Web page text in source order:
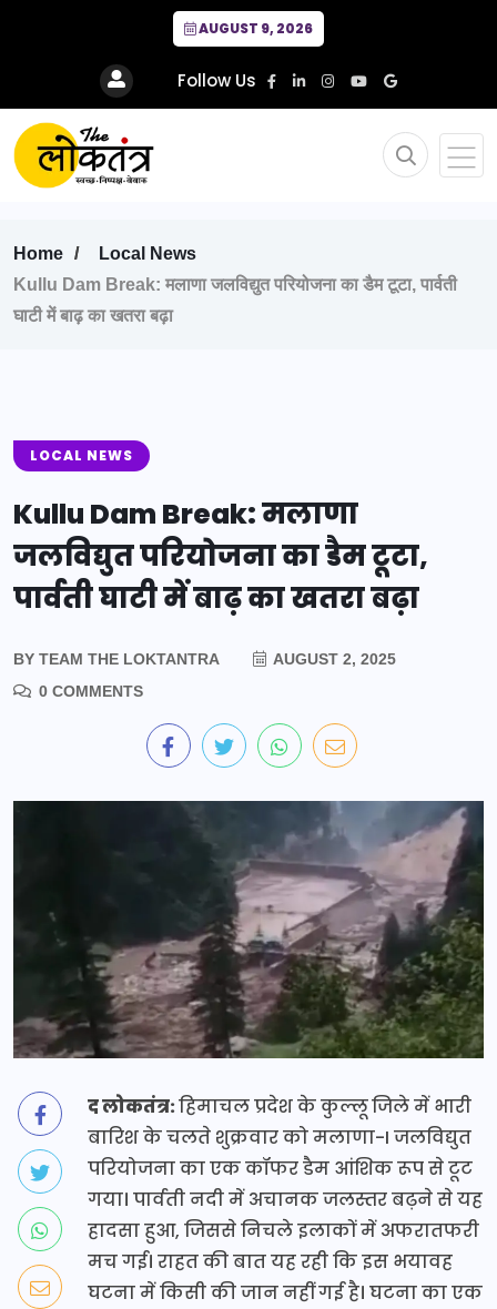
AUGUST 9, 2026
Follow Us
Home
Local News
Kullu Dam Break: मलाणा जलविद्युत परियोजना का डैम टूटा, पार्वती
घाटी में बाढ़ का खतरा बढ़ा
LOCAL NEWS
Kullu Dam Break: मलाणा
जलविद्युत परियोजना का डैम टूटा,
पार्वती घाटी में बाढ़ का खतरा बढ़ा
BY TEAM THE LOKTANTRA
AUGUST 2, 2025
0 COMMENTS
द लोकतंत्र:हिमाचल प्रदेश के कुल्लू जिले में भारी
बारिश के चलते शुक्रवार को मलाणा-I जलविद्युत
परियोजना का एक कॉफर डैम आंशिक रूप से टूट
गया। पार्वती नदी में अचानक जलस्तर बढ़ने से यह
हादसा हुआ, जिससे निचले इलाकों में अफरातफरी
मच गई। राहत की बात यह रही कि इस भयावह
घटना में किसी की जान नहीं गई है। घटना का एक